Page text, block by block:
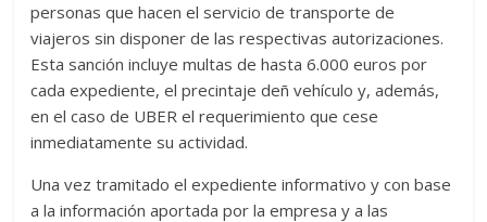
personas que hacen el servicio de transporte de
viajeros sin disponer de las respectivas autorizaciones.
Esta sanción incluye multas de hasta 6.000 euros por
cada expediente, el precintaje deñ vehículo y, además,
en el caso de UBER el requerimiento que cese
inmediatamente su actividad.
Una vez tramitado el expediente informativo y con base
a la información aportada por la empresa y a las